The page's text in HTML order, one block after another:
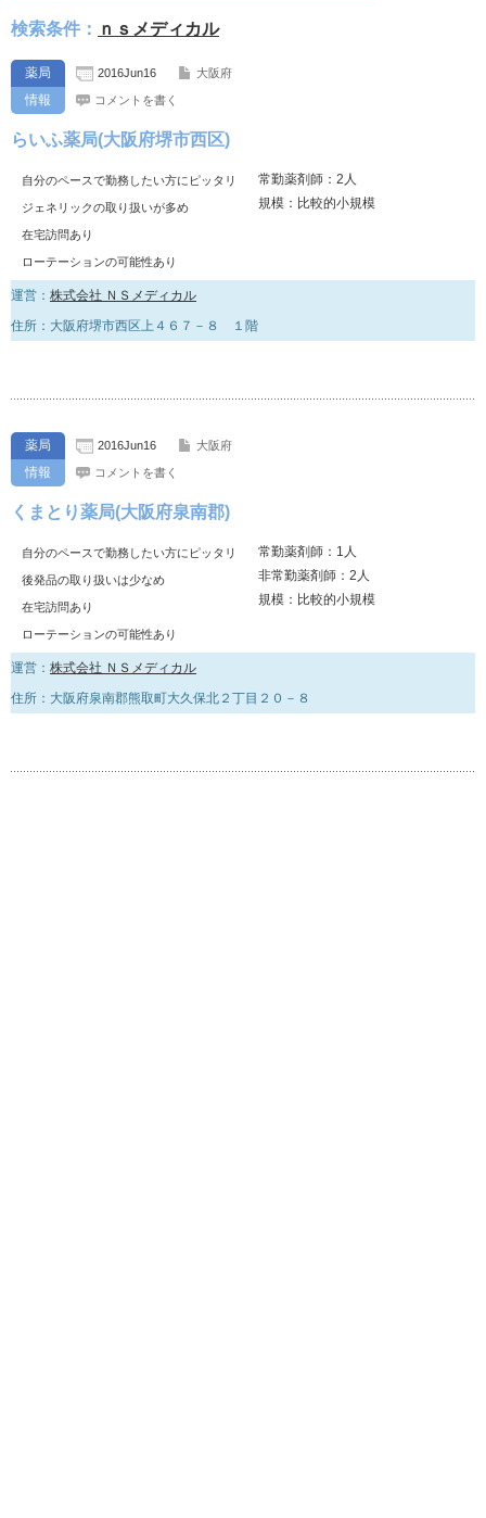
検索条件： ｎｓメディカル
薬局
情報
2016Jun16 大阪府
コメントを書く
らいふ薬局(大阪府堺市西区)
自分のペースで勤務したい方にピッタリ
ジェネリックの取り扱いが多め
在宅訪問あり
ローテーションの可能性あり
常勤薬剤師：2人
規模：比較的小規模
運営： 株式会社 ＮＳメディカル
住所：大阪府堺市西区上４６７－８ １階
薬局
情報
2016Jun16 大阪府
コメントを書く
くまとり薬局(大阪府泉南郡)
自分のペースで勤務したい方にピッタリ
後発品の取り扱いは少なめ
在宅訪問あり
ローテーションの可能性あり
常勤薬剤師：1人
非常勤薬剤師：2人
規模：比較的小規模
運営： 株式会社 ＮＳメディカル
住所：大阪府泉南郡熊取町大久保北２丁目２０－８